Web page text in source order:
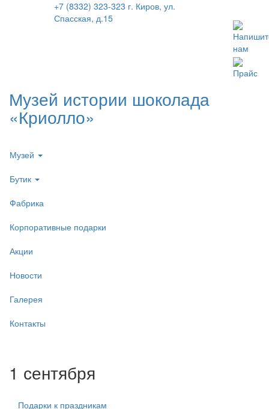
+7 (8332) 323-323 г. Киров, ул.
Спасская, д.15
нам
Прайс
Музей истории шоколада
«Криолло»
Музей
Бутик
Фабрика
Корпоративные подарки
Акции
Новости
Галерея
Контакты
1 сентября
Подарки к праздникам